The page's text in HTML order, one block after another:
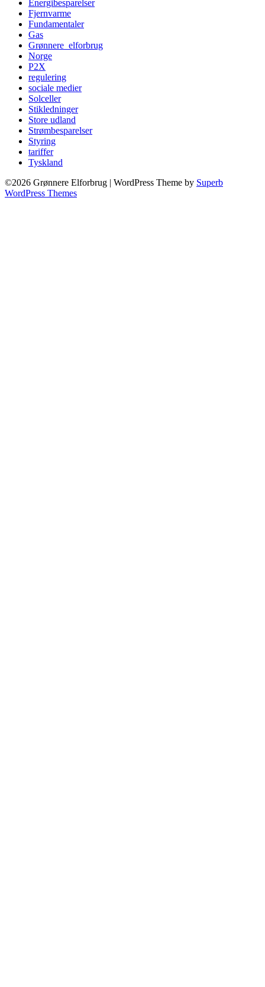
Energibesparelser
Fjernvarme
Fundamentaler
Gas
Grønnere_elforbrug
Norge
P2X
regulering
sociale medier
Solceller
Stikledninger
Store udland
Strømbesparelser
Styring
tariffer
Tyskland
©2026 Grønnere Elforbrug | WordPress Theme by Superb
WordPress Themes